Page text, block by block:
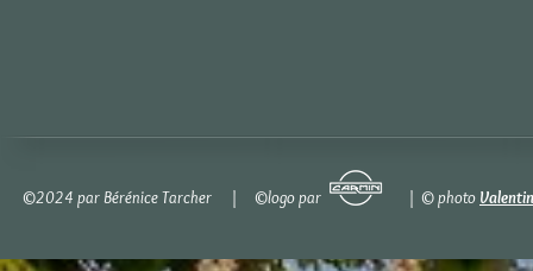
©2024 par Bérénice Tarcher | ©logo par | © photo